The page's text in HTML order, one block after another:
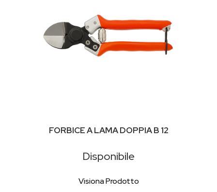
FORBICE A LAMA DOPPIA B 12
Disponibile
Visiona Prodotto